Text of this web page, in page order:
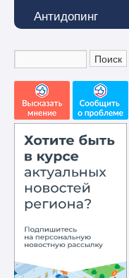
Антидопинг